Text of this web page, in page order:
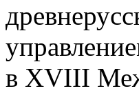
в XVIII